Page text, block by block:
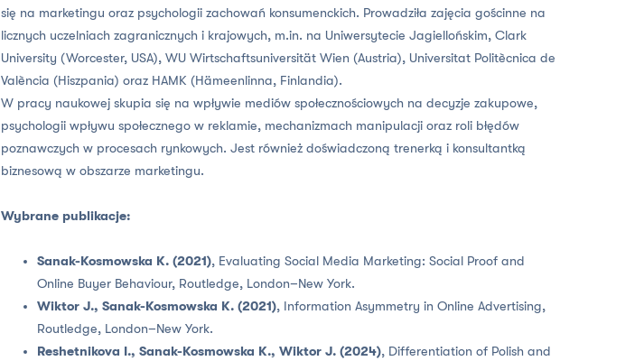
się na marketingu oraz psychologii zachowań konsumenckich. Prowadziła zajęcia gościnne na
licznych uczelniach zagranicznych i krajowych, m.in. na Uniwersytecie Jagiellońskim, Clark
University (Worcester, USA), WU Wirtschaftsuniversität Wien (Austria), Universitat Politècnica de
València (Hiszpania) oraz HAMK (Hämeenlinna, Finlandia).
W pracy naukowej skupia się na wpływie mediów społecznościowych na decyzje zakupowe,
psychologii wpływu społecznego w reklamie, mechanizmach manipulacji oraz roli błędów
poznawczych w procesach rynkowych. Jest również doświadczoną trenerką i konsultantką
biznesową w obszarze marketingu.
Wybrane publikacje:
Sanak-Kosmowska K. (2021), Evaluating Social Media Marketing: Social Proof and
Online Buyer Behaviour, Routledge, London–New York.
Wiktor J., Sanak-Kosmowska K. (2021), Information Asymmetry in Online Advertising,
Routledge, London–New York.
Reshetnikova I., Sanak-Kosmowska K., Wiktor J. (2024), Differentiation of Polish and